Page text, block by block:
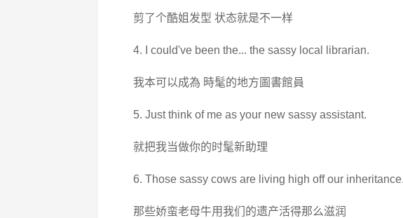
剪了个酷姐发型 状态就是不一样
4. I could've been the... the sassy local librarian.
我本可以成為 時髦的地方圖書館員
5. Just think of me as your new sassy assistant.
就把我当做你的时髦新助理
6. Those sassy cows are living high off our inheritance.
那些娇蛮老母牛用我们的遗产活得那么滋润